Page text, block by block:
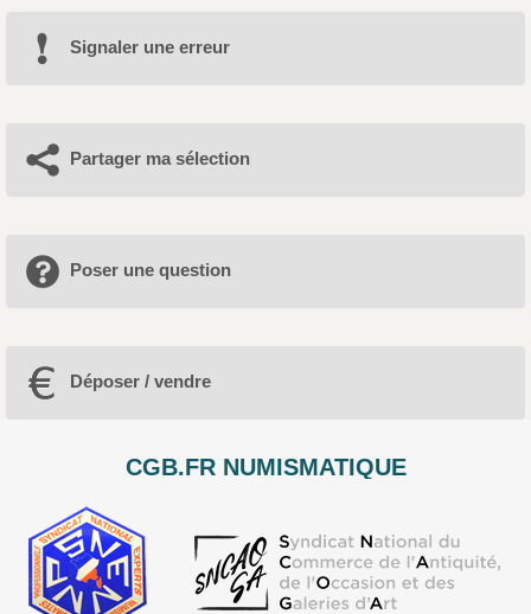
Signaler une erreur
Partager ma sélection
Poser une question
Déposer / vendre
CGB.FR NUMISMATIQUE